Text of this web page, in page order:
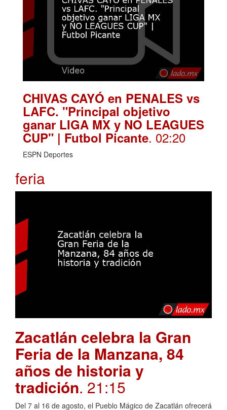
CHIVAS CAYÓ en PENALES vs
LAFC. "Principal objetivo
ganar LIGA MX y NO LEAGUES
CUP" | Futbol Picante. 02:20
ESPN Deportes
feria
Zacatlán celebra la Gran
Feria de la Manzana, 84
años de historia y
tradición. 21:15
Del 7 al 16 de agosto, el Pueblo Mágico de Zacatlán ofrecerá